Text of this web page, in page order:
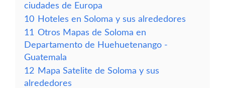
ciudades de Europa
10 Hoteles en Soloma y sus alrededores
11 Otros Mapas de Soloma en
Departamento de Huehuetenango -
Guatemala
12 Mapa Satelite de Soloma y sus
alrededores